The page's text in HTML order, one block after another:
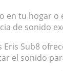
tu hogar
de sonido
Eris Sub8
el sonido